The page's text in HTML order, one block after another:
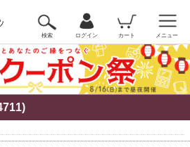
検索 ログイン カート メニュー